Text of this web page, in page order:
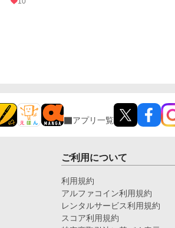
アプリ一覧
ご利用について
利用規約
アルファコイン利用規約
レンタルサービス利用規約
スコア利用規約